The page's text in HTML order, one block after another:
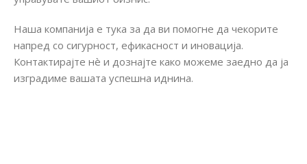
Наша компанија е тука за да ви помогне да чекорите
напред со сигурност, ефикасност и иновација.
Контактирајте нè и дознајте како можеме заедно да ја
изградиме вашата успешна иднина.